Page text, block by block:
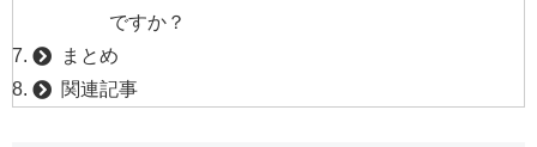
ですか？
まとめ
関連記事